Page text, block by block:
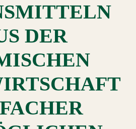
DER